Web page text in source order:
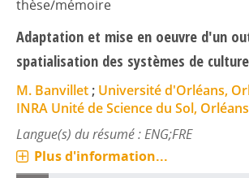
thèse/mémoire
Adaptation et mise en oeuvre d'un
spatialisation des systèmes de
M. Banvillet ; Université d'Orléans,
INRA Unité de Science du Sol,
Langue(s) du résumé : ENG;FRE
Plus d'information...